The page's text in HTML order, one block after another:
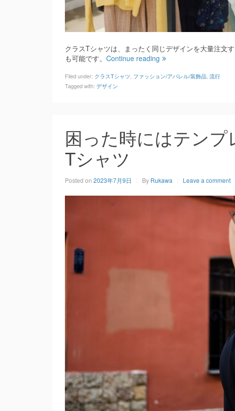
クラスTシャツは、まったく同じデザインを大量注文
も可能です。 Continue reading
Filed under: クラスTシャツ ファッション/アパレル/装飾品 流行
Tagged with: デザイン
困った時にはテン
Tシャツ
Posted on 2023年7月9日 By Rukawa Leave a comment